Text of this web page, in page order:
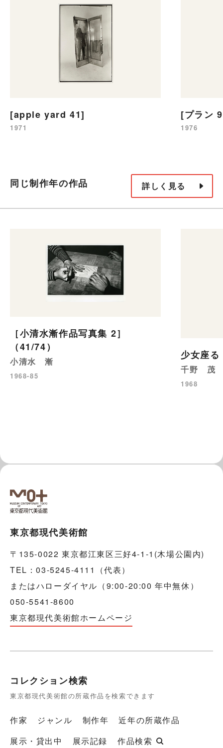
[apple yard 41]
1971
[プラン
1976
同じ制作年の作品 詳しく見る
［小清水漸作品写真集 2］
（41/74）
小清水 漸
1968-85
少女座る
千野 茂
1968
東京都現代美術館
〒135-0022 東京都江東区三好4-1-1(木場公園内)
TEL：03-5245-4111（代表）
またはハローダイヤル（9:00-20:00 年中無休）
050-5541-8600
東京都現代美術館ホームページ
コレクション検索
東京都現代美術館の所蔵作品を検索できます
作家 ジャンル 制作年
近年の所蔵作品
展示・貸出中
展示記録 作品検索